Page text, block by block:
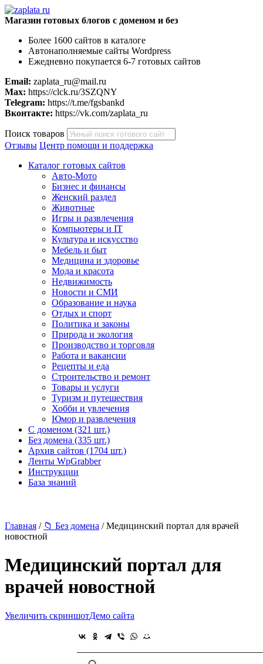
Магазин готовых блогов с доменом и без
Более 1600 сайтов в каталоге
Автонаполняемые сайты Wordpress
Ежедневно покупается 6-7 готовых сайтов
Email: zaplata_ru@mail.ru
Max: https://clck.ru/3SZQNY
Telegram: https://t.me/fgsbankd
Вконтакте: https://vk.com/zaplata_ru
Поиск товаров
Отзывы Центр помощи и поддержка
Каталог готовых сайтов
Авто-Мото
Бизнес и финансы
Женский раздел
Животные
Игры и развлечения
Компьютеры и IT
Культура и искусство
Мебель и быт
Медицина и здоровье
Мода и красота
Недвижимость
Новости и СМИ
Образование и наука
Отдых и спорт
Политика и законы
Природа и экология
Производство и торговля
Работа и вакансии
Рецепты и еда
Строительство и ремонт
Товары и услуги
Туризм и путешествия
Хобби и увлечения
Юмор и развлечения
С доменом (321 шт.)
Без домена (335 шт.)
Архив сайтов (1704 шт.)
Ленты WpGrabber
Инструкции
База знаний
Главная / 📁 Без домена / Медицинский портал для врачей
новостной
Медицинский портал для
врачей новостной
Увеличить скриншотДемо сайта